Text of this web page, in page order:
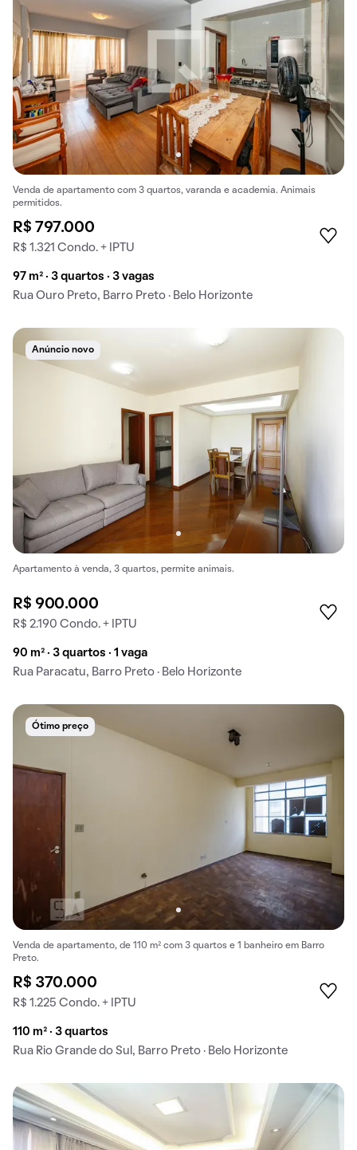
Venda de apartamento com 3 quartos, varanda e academia. Animais
permitidos.
R$ 797.000
R$ 1.321 Condo. + IPTU
97 m² · 3 quartos · 3 vagas
Rua Ouro Preto, Barro Preto · Belo Horizonte
Anúncio novo
Apartamento à venda, 3 quartos, permite animais.
R$ 900.000
R$ 2.190 Condo. + IPTU
90 m² · 3 quartos · 1 vaga
Rua Paracatu, Barro Preto · Belo Horizonte
Ótimo preço
Venda de apartamento, de 110 m² com 3 quartos e 1 banheiro em Barro
Preto.
R$ 370.000
R$ 1.225 Condo. + IPTU
110 m² · 3 quartos
Rua Rio Grande do Sul, Barro Preto · Belo Horizonte